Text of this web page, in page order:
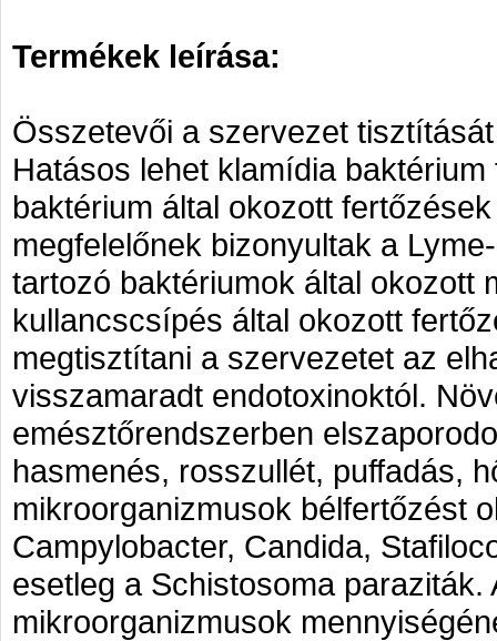
Termékek leírása:
Összetevői a szervezet
Hatásos lehet klamídia
baktérium által okozott
megfelelőnek bizonyultak a
tartozó baktériumok által okozott
kullancscsípés által okozott
megtisztítani a szervezetet az
visszamaradt endotoxinoktól.
emésztőrendszerben
hasmenés, rosszullét, puffadás,
mikroorganizmusok bélfertőzést
Campylobacter, Candida,
esetleg a Schistosoma
mikroorganizmusok